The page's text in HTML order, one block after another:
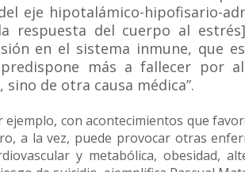
eje hipotalámico-hipofisario-
respuesta del cuerpo al
en el sistema inmune, que
más a fallecer por
sino de otra causa médica”.
ejemplo, con acontecimientos que
a la vez, puede provocar otras
y metabólica, obesidad,